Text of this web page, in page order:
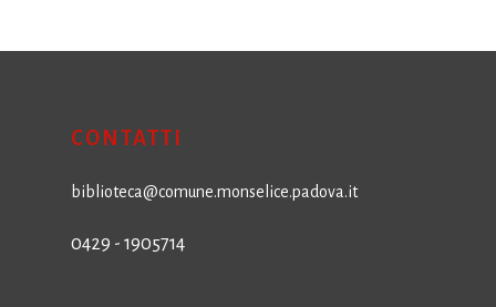
CONTATTI
biblioteca@comune.monselice.padova.it
0429 - 1905714